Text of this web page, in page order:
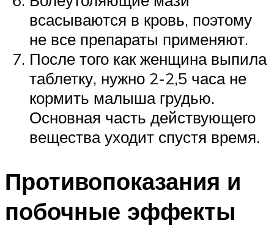
всасываются в кровь, поэтому
не все препараты применяют.
После того как женщина выпила
таблетку, нужно 2-2,5 часа не
кормить малыша грудью.
Основная часть действующего
вещества уходит спустя время.
Противопоказания и
побочные эффекты